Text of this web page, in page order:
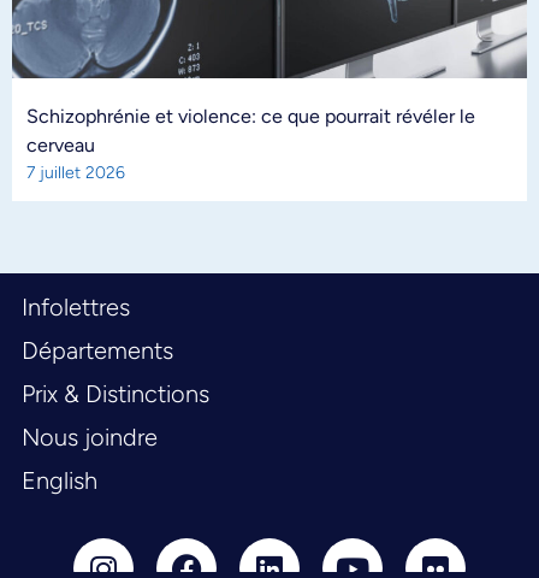
Schizophrénie et violence: ce que pourrait révéler le
cerveau
7 juillet 2026
Infolettres
Départements
Prix & Distinctions
Nous joindre
English